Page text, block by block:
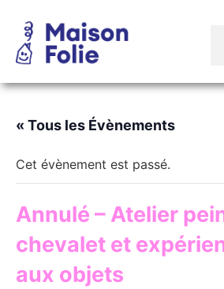
« Tous les Évènements
Cet évènement est passé.
Annulé – Atelier
chevalet et
aux objets